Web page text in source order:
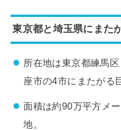
東京都と埼玉県にまた
所在地は東京都練馬
座市の4市にまたがる
面積は約90万平方メ
地。